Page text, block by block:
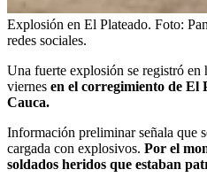
Explosión en El Plateado. Foto:
redes sociales.
Una fuerte explosión se registró en
viernes en el corregimiento de El
Cauca.
Información preliminar señala que
cargada con explosivos. Por el
soldados heridos que estaban